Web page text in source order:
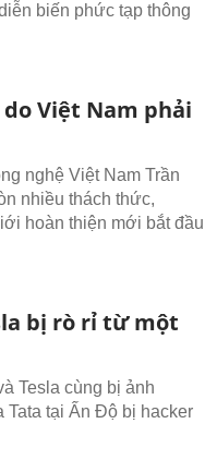
biến phức tạp thông
Việt Nam phải
nghệ Việt Nam Trần
nhiều thách thức,
hoàn thiện mới bắt đầu
bị rò rỉ từ một
Tesla cùng bị ảnh
Tata tại Ấn Độ bị hacker